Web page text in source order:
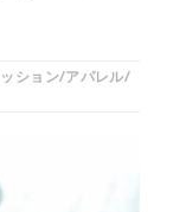
ション/アパレル/